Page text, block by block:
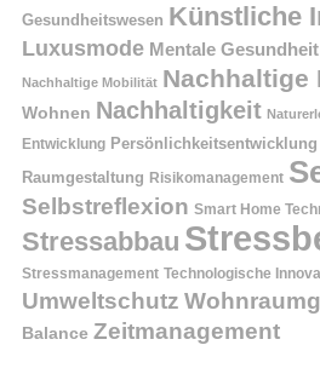
Gesundheitswesen Künstliche
Luxusmode Mentale Gesundheit
Nachhaltige Mobilität Nachhaltige
Wohnen Nachhaltigkeit
Entwicklung Persönlichkeitsentwicklung
Raumgestaltung Risikomanagement
Selbstreflexion Smart Home
Stressabbau
Stressmanagement Technologische
Umweltschutz
Balance Zeitmanagement